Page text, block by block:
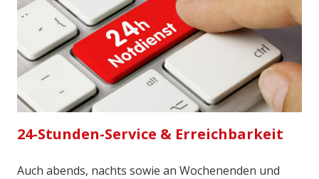
24-Stunden-Service & Erreichbarkeit
Auch abends, nachts sowie an Wochenenden und